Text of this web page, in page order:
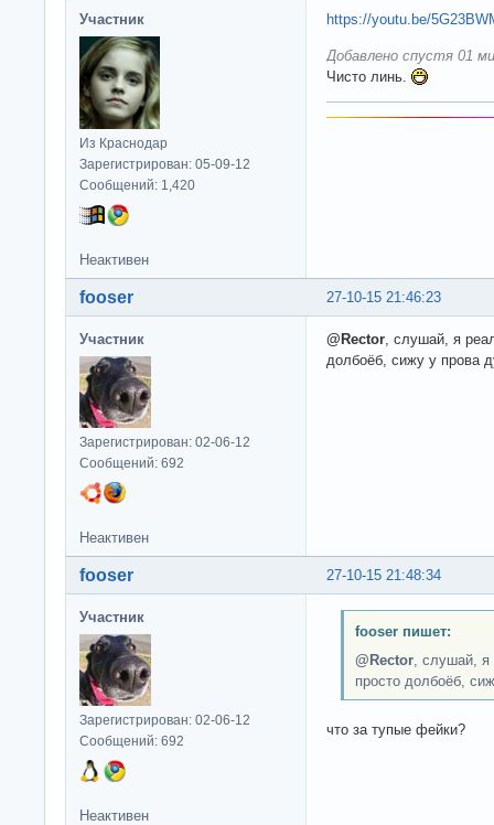
Участник
Из Краснодар
Зарегистрирован: 05-09-12
Сообщений: 1,420
https://youtu.be/
Добавлено спустя 01
Чисто линь.
Неактивен
27-10-15 21:46:23
fooser
Участник
Зарегистрирован: 02-06-12
Сообщений: 692
@Rector , слушай, я
долбоёб, сижу у прова
Неактивен
27-10-15 21:48:34
fooser
Участник
Зарегистрирован: 02-06-12
Сообщений: 692
fooser пишет:
@Rector, слушай, я
просто долбоёб,
что за тупые фейки?
Неактивен